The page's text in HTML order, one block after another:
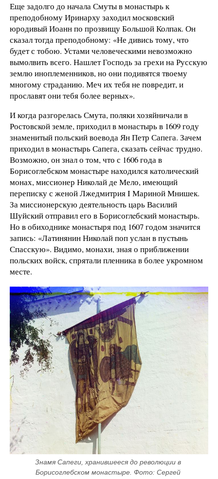
Еще задолго до начала Смуты в монастырь к
преподобному Иринарху заходил московский
юродивый Иоанн по прозвищу Большой Колпак. Он
сказал тогда преподобному: «Не дивись тому, что
будет с тобою. Устами человеческими невозможно
вымолвить всего. Нашлет Господь за грехи на Русскую
землю иноплеменников, но они подивятся твоему
многому страданию. Меч их тебя не повредит, и
прославят они тебя более верных».
И когда разгорелась Смута, поляки хозяйничали в
Ростовской земле, приходил в монастырь в 1609 году
знаменитый польский воевода Ян Петр Сапега. Зачем
приходил в монастырь Сапега, сказать сейчас трудно.
Возможно, он знал о том, что с 1606 года в
Борисоглебском монастыре находился католический
монах, миссионер Николай де Мело, имеющий
переписку с женой Лжедмитрия I Мариной Мнишек.
За миссионерскую деятельность царь Василий
Шуйский отправил его в Борисоглeбский монастырь.
Но в обиходнике монастыря под 1607 годом значится
запись: «Латинянин Николай поп услан в пустынь
Спасскую». Видимо, монахи, зная о приближении
польских войск, спрятали пленника в более укромном
месте.
Знамя Сапеги, хранившееся до революции в
Борисоглебском монастыре. Фото: Сергей